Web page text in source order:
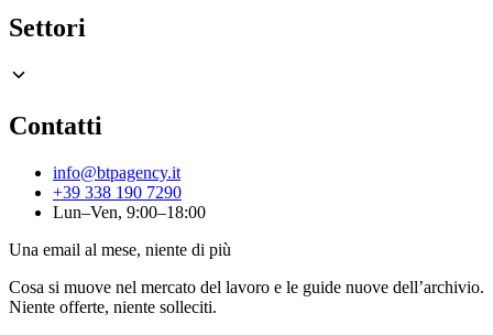
Settori
Contatti
info@btpagency.it
+39 338 190 7290
Lun–Ven, 9:00–18:00
Una email al mese, niente di più
Cosa si muove nel mercato del lavoro e le guide nuove dell’archivio.
Niente offerte, niente solleciti.